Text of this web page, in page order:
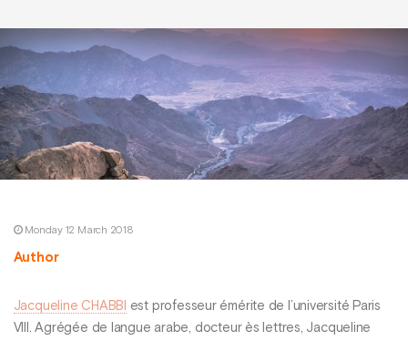
Monday 12 March 2018
Author
Jacqueline CHABBI
est professeur émérite de l’université Paris
VIII. Agrégée de langue arabe, docteur ès lettres, Jacqueline